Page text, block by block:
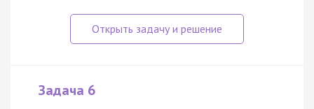
Задача 6